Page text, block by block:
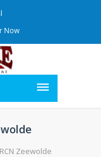
Now
Zeewolde